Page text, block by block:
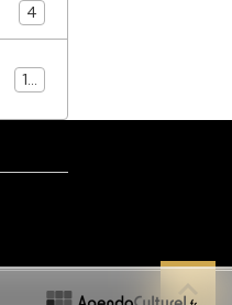
4
14